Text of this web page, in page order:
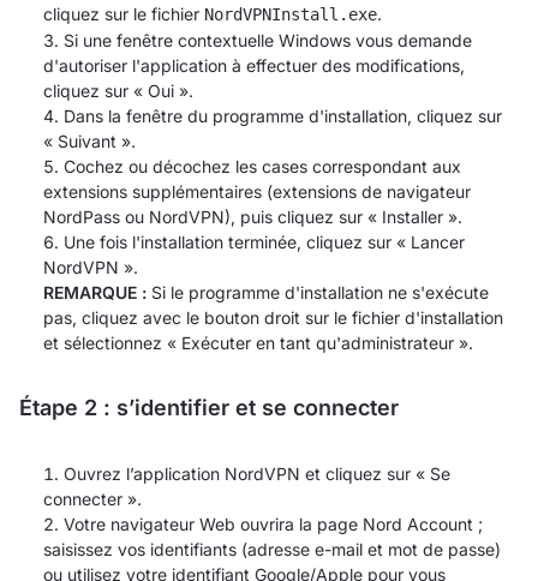
cliquez sur le fichier NordVPNInstall.exe.
Si une fenêtre contextuelle Windows vous demande
d'autoriser l'application à effectuer des modifications,
cliquez sur « Oui ».
Dans la fenêtre du programme d'installation, cliquez sur
« Suivant ».
Cochez ou décochez les cases correspondant aux
extensions supplémentaires (extensions de navigateur
NordPass ou NordVPN), puis cliquez sur « Installer ».
Une fois l'installation terminée, cliquez sur « Lancer
NordVPN ».
REMARQUE : Si le programme d'installation ne s'exécute
pas, cliquez avec le bouton droit sur le fichier d'installation
et sélectionnez « Exécuter en tant qu'administrateur ».
Étape 2 : s’identifier et se connecter
Ouvrez l’application NordVPN et cliquez sur « Se
connecter ».
Votre navigateur Web ouvrira la page Nord Account ;
saisissez vos identifiants (adresse e-mail et mot de passe)
ou utilisez votre identifiant Google/Apple pour vous